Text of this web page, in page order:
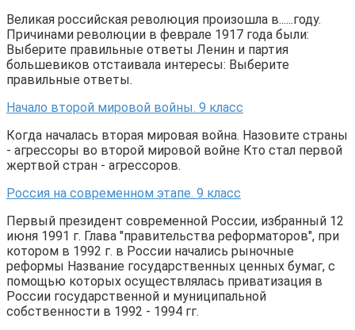
Великая российская революция произошла в......году.
Причинами революции в феврале 1917 года были:
Выберите правильные ответы Ленин и партия
большевиков отстаивала интересы: Выберите
правильные ответы.
Начало второй мировой войны. 9 класс
Когда началась вторая мировая война. Назовите страны
- агрессоры во второй мировой войне Кто стал первой
жертвой стран - агрессоров.
Россия на современном этапе. 9 класс
Первый президент современной России, избранный 12
июня 1991 г. Глава "правительства реформаторов", при
котором в 1992 г. в России начались рыночные
реформы Название государственных ценных бумаг, с
помощью которых осуществлялась приватизация в
России государственной и муниципальной
собственности в 1992 - 1994 гг.